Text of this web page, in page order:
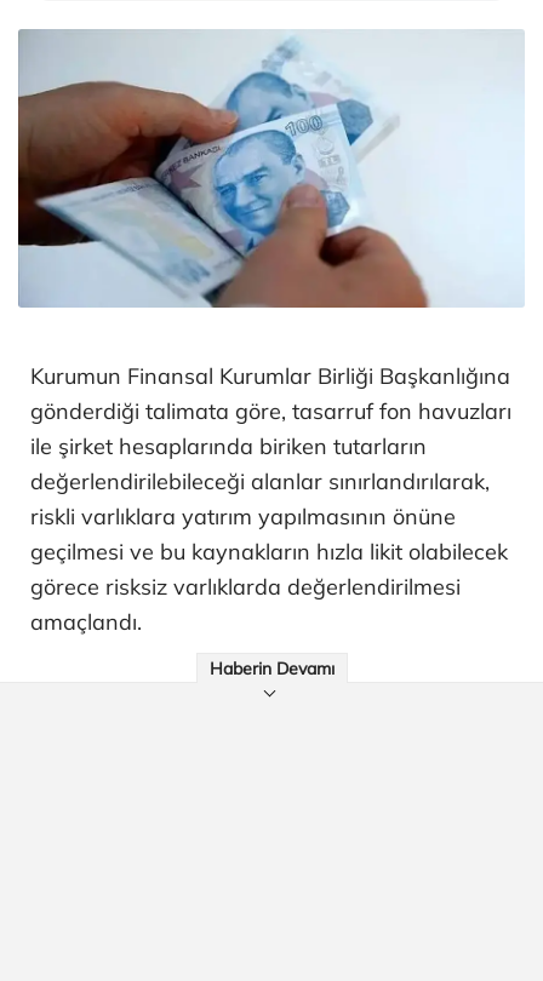
Kurumun Finansal Kurumlar Birliği Başkanlığına
gönderdiği talimata göre, tasarruf fon havuzları
ile şirket hesaplarında biriken tutarların
değerlendirilebileceği alanlar sınırlandırılarak,
riskli varlıklara yatırım yapılmasının önüne
geçilmesi ve bu kaynakların hızla likit olabilecek
görece risksiz varlıklarda değerlendirilmesi
amaçlandı.
Haberin Devamı